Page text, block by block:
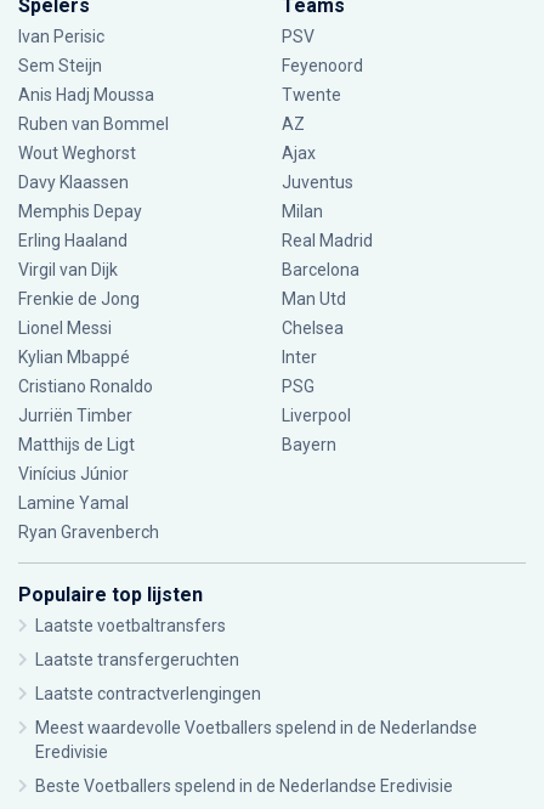
Spelers
Ivan Perisic
Sem Steijn
Anis Hadj Moussa
Ruben van Bommel
Wout Weghorst
Davy Klaassen
Memphis Depay
Erling Haaland
Virgil van Dijk
Frenkie de Jong
Lionel Messi
Kylian Mbappé
Cristiano Ronaldo
Jurriën Timber
Matthijs de Ligt
Vinícius Júnior
Lamine Yamal
Ryan Gravenberch
Teams
PSV
Feyenoord
Twente
AZ
Ajax
Juventus
Milan
Real Madrid
Barcelona
Man Utd
Chelsea
Inter
PSG
Liverpool
Bayern
Populaire top lijsten
Laatste voetbaltransfers
Laatste transfergeruchten
Laatste contractverlengingen
Meest waardevolle Voetballers spelend in de Nederlandse
Eredivisie
Beste Voetballers spelend in de Nederlandse Eredivisie